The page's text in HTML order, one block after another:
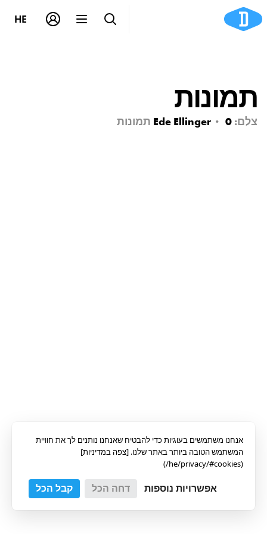
תמונות
צלם: Ede Ellinger 0 תמונות
HE
אנחנו משתמשים בעוגיות כדי להבטיח שאנחנו נותנים לך את חוויית
המשתמש הטובה ביותר באתר שלנו. [צפה במדיניות]
(he/privacy/#cookies/)
אפשרויות נוספות דחה הכל קבל הכל